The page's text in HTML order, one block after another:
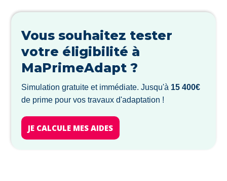
Vous souhaitez tester
votre éligibilité à
MaPrimeAdapt ?
Simulation gratuite et immédiate. Jusqu'à 15 400€
de prime pour vos travaux d'adaptation !
JE CALCULE MES AIDES